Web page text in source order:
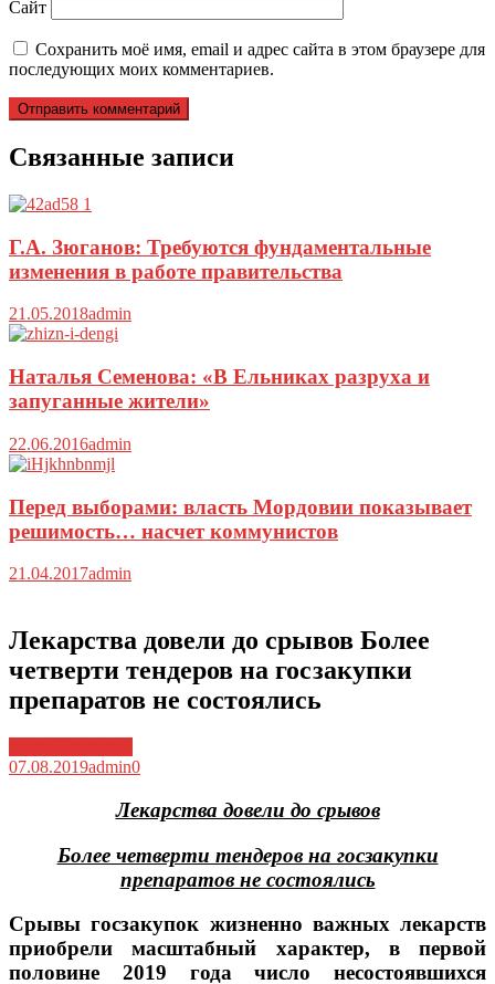
Сайт
Сохранить моё имя, email и адрес сайта в этом браузере для
последующих моих комментариев.
Связанные записи
Г.А. Зюганов: Требуются фундаментальные
изменения в работе правительства
21.05.2018admin
Наталья Семенова: «В Ельниках разруха и
запуганные жители»
22.06.2016admin
Перед выборами: власть Мордовии показывает
решимость… насчет коммунистов
21.04.2017admin
Лекарства довели до срывов Более
четверти тендеров на госзакупки
препаратов не состоялись
07.08.2019admin0
Лекарства довели до срывов
Более четверти тендеров на госзакупки
препаратов не состоялись
Срывы госзакупок жизненно важных лекарств
приобрели масштабный характер, в первой
половине 2019 года число несостоявшихся